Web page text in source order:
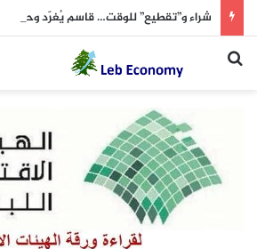
شراء و”تقطيع” للوقت… قاسم يُغرّد وحيداً
بحث عن